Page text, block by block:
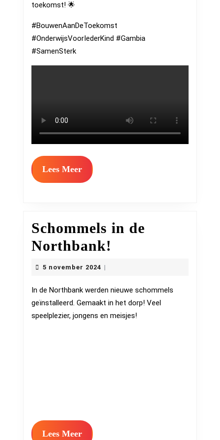
toekomst! 🌟
#BouwenAanDeToekomst
#OnderwijsVoorIederKind #Gambia
#SamenSterk
Lees MeerLees
Meer
Schommels in de
Northbank!
Northbank!
5 november 2024
2024
In de Northbank werden nieuwe schommels
geïnstalleerd. Gemaakt in het dorp! Veel
speelplezier, jongens en meisjes!
Lees MeerLees